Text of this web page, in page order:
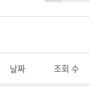
날짜 조회 수